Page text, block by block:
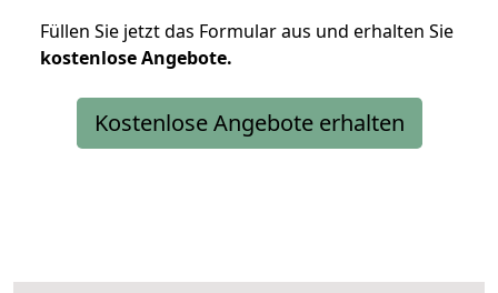
Füllen Sie jetzt das Formular aus und erhalten Sie
kostenloseAngebote.
Kostenlose Angebote erhalten